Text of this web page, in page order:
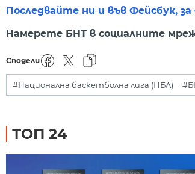
Последвайте ни и във Фейсбук,
Намерете БНТ в социалните
Сподели
#Национална баскетболна лига (НБЛ)
ТОП 24